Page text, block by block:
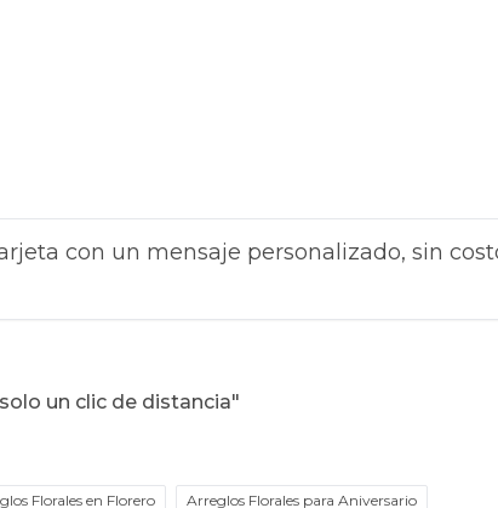
con un mensaje personalizado, sin
un clic de distancia"
Florales en Florero Arreglos Florales para Aniversario